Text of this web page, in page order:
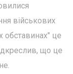
військових
обставинах" це
що це